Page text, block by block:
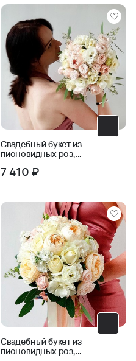
Свадебный букет из
пионовидных роз,
7 410 ₽
Свадебный букет из
пионовидных роз,